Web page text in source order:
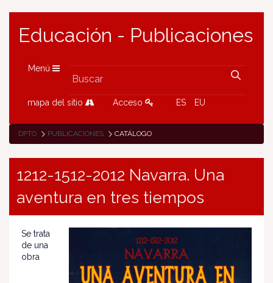
Educación - Publicaciones
Menú
mapa del sitio Acceso ES EU
DPTO PUBLICACIONES CATÁLOGO
1212-1512-2012 Navarra. Una
aventura en tres tiempos
Se trata
de una
obra